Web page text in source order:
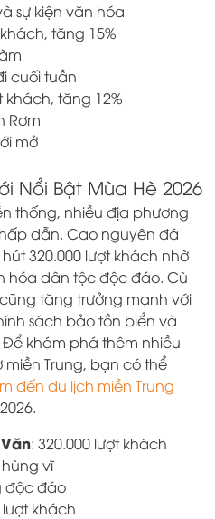
sự kiện văn hóa
tăng 15%
cuối tuần
khách, tăng 12%
Rơm
mở
Nổi Bật Mùa Hè 2026
thống, nhiều địa phương
dẫn. Cao nguyên đá
320.000 lượt khách nhờ
hóa dân tộc độc đáo. Cù
tăng trưởng mạnh với
sách bảo tồn biển và
khám phá thêm nhiều
Trung, bạn có thể
đến du lịch miền Trung
: 320.000 lượt khách
vĩ
độc đáo
lượt khách